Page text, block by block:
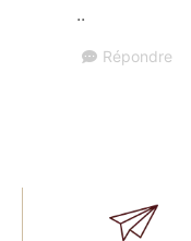
..
Répondre